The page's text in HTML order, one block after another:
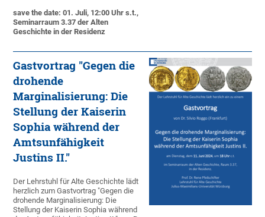
save the date: 01. Juli, 12:00 Uhr s.t.,
Seminarraum 3.37 der Alten
Geschichte in der Residenz
Gastvortrag "Gegen die
drohende
Marginalisierung: Die
Stellung der Kaiserin
Sophia während der
Amtsunfähigkeit
Justins II."
Der Lehrstuhl für Alte Geschichte lädt
herzlich zum Gastvortrag "Gegen die
drohende Marginalisierung: Die
Stellung der Kaiserin Sophia während